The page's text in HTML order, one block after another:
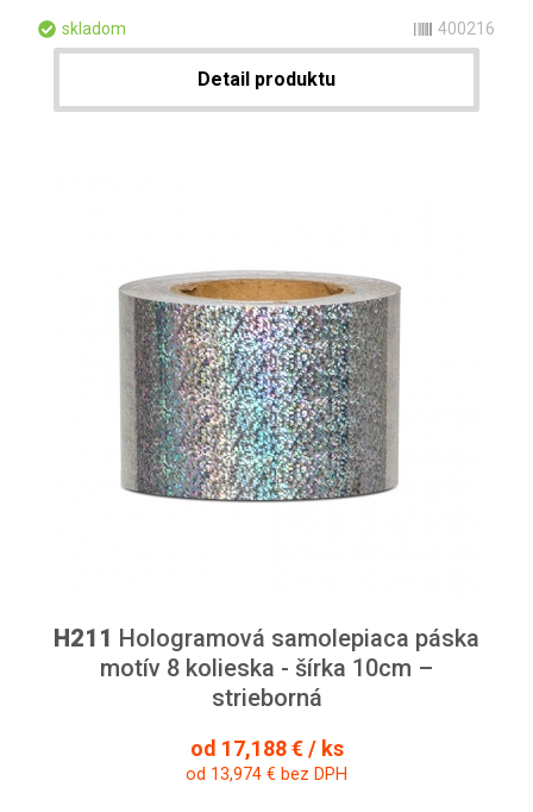
skladom 400216
Detail produktu
H211 Hologramová samolepiaca páska
motív 8 kolieska - šírka 10cm –
strieborná
od 17,188 € / ks
od 13,974 € bez DPH